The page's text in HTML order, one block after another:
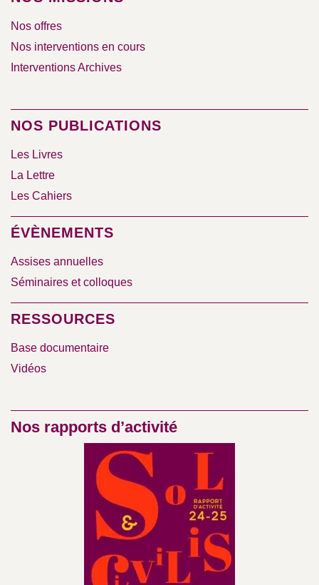
Nos offres
Nos interventions en cours
Interventions Archives
NOS PUBLICATIONS
Les Livres
La Lettre
Les Cahiers
ÉVÈNEMENTS
Assises annuelles
Séminaires et colloques
RESSOURCES
Base documentaire
Vidéos
Nos rapports d’activité